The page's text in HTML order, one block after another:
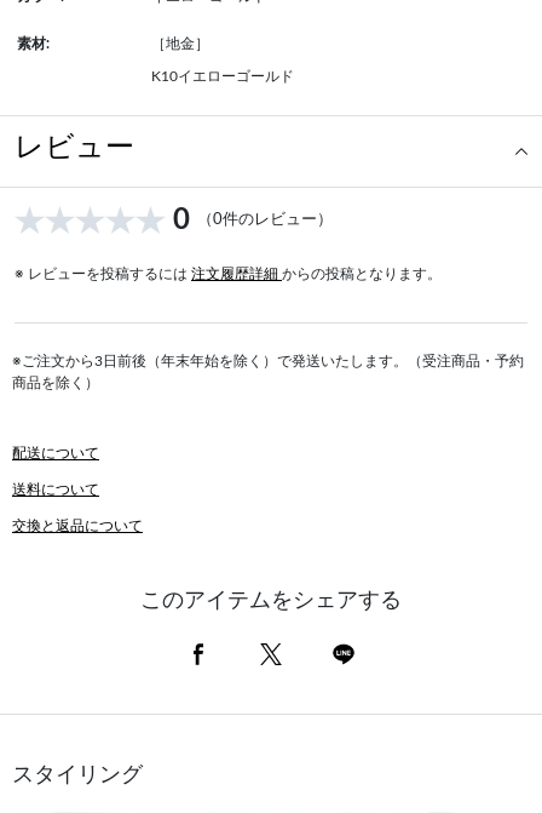
素材: ［地金］
K10イエローゴールド
レビュー
0 （0件のレビュー）
※ レビューを投稿するには 注文履歴詳細 からの投稿となります。
※ご注文から3日前後（年末年始を除く）で発送いたします。（受注商品・予約
商品を除く）
配送について
送料について
交換と返品について
このアイテムをシェアする
スタイリング